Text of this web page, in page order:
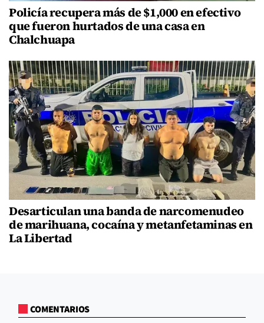
Policía recupera más de $1,000 en efectivo
que fueron hurtados de una casa en
Chalchuapa
Desarticulan una banda de narcomenudeo
de marihuana, cocaína y metanfetaminas en
La Libertad
COMENTARIOS